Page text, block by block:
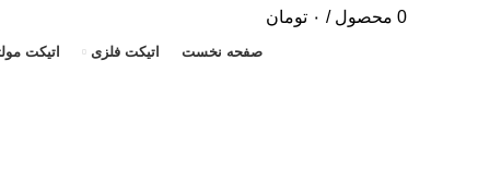
0 محصول / ۰ تومان
صفحه نخست اتیکت فلزی اتیکت